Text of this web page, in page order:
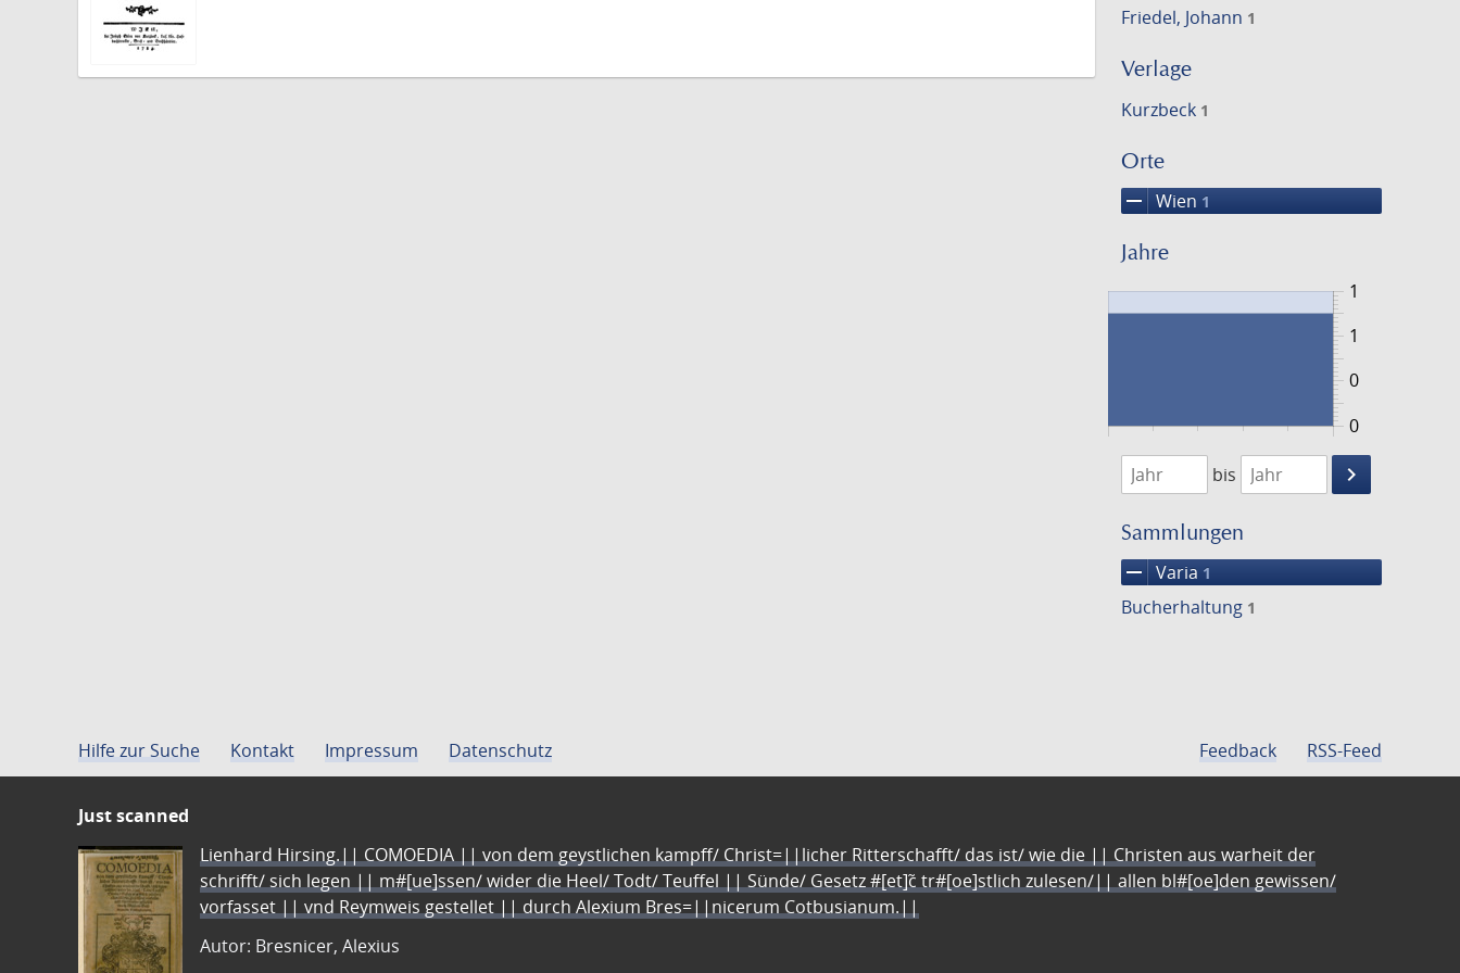
Friedel, Johann 1
Verlage
Kurzbeck 1
Orte
remove Wien 1
Jahre
0
1
0
1
1783
1784
bis
keyboard_arrow_right
Suche
Sammlungen
remove Varia 1
Bucherhaltung 1
Hilfe zur Suche Kontakt Impressum Datenschutz Feedback RSS-Feed
Just scanned
Lienhard Hirsing.|| COMOEDIA || von dem geystlichen kampff/ Christ=||licher Ritterschafft/ das ist/ wie die || Christen aus warheit der
schrifft/ sich legen || m#[ue]ssen/ wider die Heel/ Todt/ Teuffel || Sünde/ Gesetz #[et]c̃ tr#[oe]stlich zulesen/|| allen bl#[oe]den gewissen/
vorfasset || vnd Reymweis gestellet || durch Alexium Bres=||nicerum Cotbusianum.||
Autor: Bresnicer, Alexius